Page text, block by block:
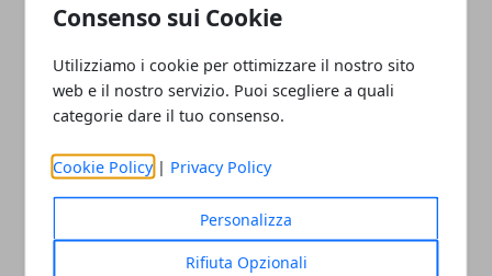
Consenso sui Cookie
Utilizziamo i cookie per ottimizzare il nostro sito
web e il nostro servizio. Puoi scegliere a quali
categorie dare il tuo consenso.
Cookie Policy | Privacy Policy
Personalizza
Rifiuta Opzionali
adattano a una levigatrice a tamburo con carta
fa scorrere la levigatrice diagonalmente sul
pavimento. La carta ruvida rimuove una grande
trasversale, quindi è importante eseguire la
macchina parallelamente alla grana con la stessa
carta una volta completato il passaggio
diagonale. Due o tre passate parallele con carta